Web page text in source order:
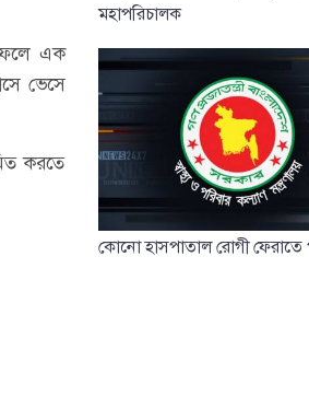
ফলে এক
ভেসে
করতে
মহাপরিচালক
কোনো হাসপাতাল রোগী ফেরাতে